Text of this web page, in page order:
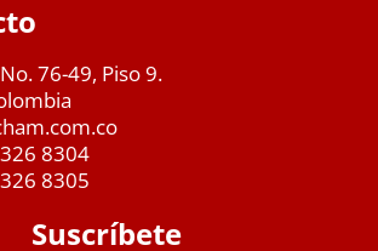
76-49, Piso 9.
8304
8305
Suscríbete